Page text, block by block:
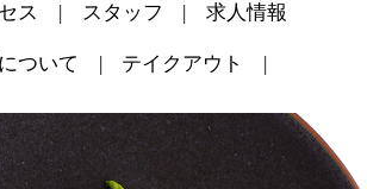
ス スタッフ 求人情報
ついて テイクアウト